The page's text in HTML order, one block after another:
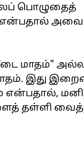
பொழுதைத்
என்பதால் அவை
மாதம்"
இது
என்பதால்,
தள்ளி